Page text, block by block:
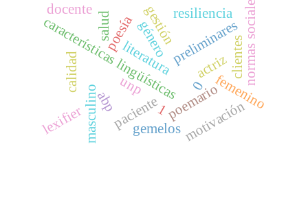
preliminares
poesía
literatura
poemario
características lingüísticas
género
actriz
masculino femenino
0
calidad
salud
paciente
gestión
abp
gemelos
resiliencia
1 motivación
docente
unp
clientesnormas sociales
lexifier